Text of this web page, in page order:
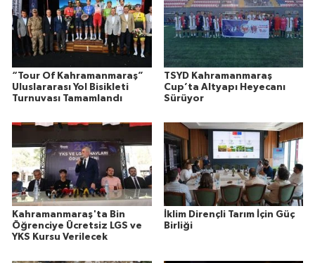
“Tour Of Kahramanmaraş”
Uluslararası Yol Bisikleti
Turnuvası Tamamlandı
TSYD Kahramanmaraş
Cup’ta Altyapı Heyecanı
Sürüyor
Kahramanmaraş'ta Bin
Öğrenciye Ücretsiz LGS ve
YKS Kursu Verilecek
İklim Dirençli Tarım İçin Güç
Birliği